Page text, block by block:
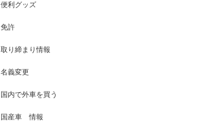
便利グッズ
免許
取り締まり情報
名義変更
国内で外車を買う
国産車 情報